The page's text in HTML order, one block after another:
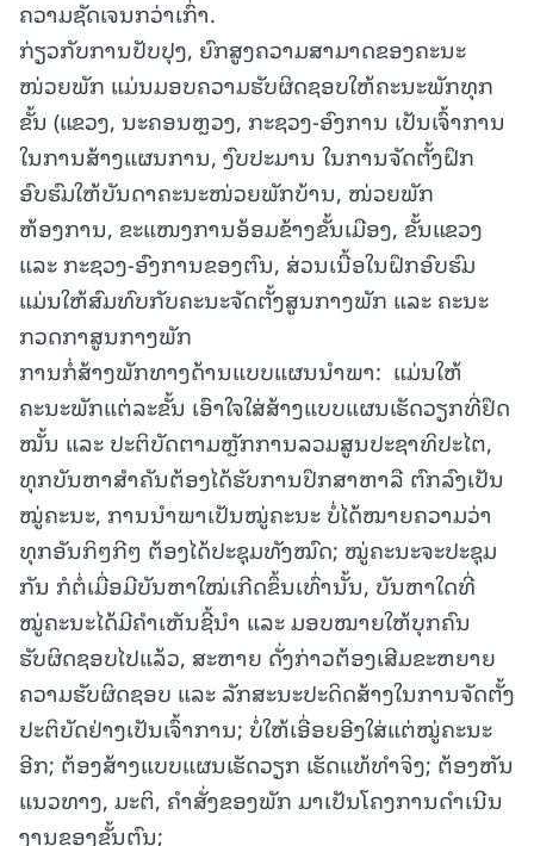
ຄວາມຊັດເຈນກວ່າເກົ່າ.
ກ່ຽວກັບການປັບປຸງ, ຍົກສູງຄວາມສາມາດຂອງຄະນະ
ໜ່ວຍພັກ ແມ່ນມອບຄວາມຮັບຜິດຊອບໃຫ້ຄະນະພັກທຸກ
ຂັ້ນ (ແຂວງ, ນະຄອນຫຼວງ, ກະຊວງ-ອົງການ ເປັນເຈົ້າການ
ໃນການສ້າງແຜນການ, ງົບປະມານ ໃນການຈັດຕັ້ງຝຶກ
ອົບຮົມໃຫ້ບັນດາຄະນະໜ່ວຍພັກບ້ານ, ໜ່ວຍພັກ
ຫ້ອງການ, ຂະແໜງການອ້ອມຂ້າງຂັ້ນເມືອງ, ຂັ້ນແຂວງ
ແລະ ກະຊວງ-ອົງການຂອງຕົນ, ສ່ວນເນື້ອໃນຝຶກອົບຮົມ
ແມ່ນໃຫ້ສົມທົບກັບຄະນະຈັດຕັ້ງສູນກາງພັກ ແລະ ຄະນະ
ກວດກາສູນກາງພັກ
ການກໍ່ສ້າງພັກທາງດ້ານແບບແຜນນໍາພາ: ແມ່ນໃຫ້
ຄະນະພັກແຕ່ລະຂັ້ນ ເອົາໃຈໃສ່ສ້າງແບບແຜນເຮັດວຽກທີ່ຢຶດ
ໝັ້ນ ແລະ ປະຕິບັດຕາມຫຼັກການລວມສູນປະຊາທິປະໄຕ,
ທຸກບັນຫາສໍາຄັນຕ້ອງໄດ້ຮັບການປຶກສາຫາລື ຕົກລົງເປັນ
ໝູ່ຄະນະ, ການນໍາພາເປັນໝູ່ຄະນະ ບໍ່ໄດ້ໝາຍຄວາມວ່າ
ທຸກອັນກິໆກີໆ ຕ້ອງໄດ້ປະຊຸມທັງໝົດ; ໝູ່ຄະນະຈະປະຊຸມ
ກັນ ກໍຕໍ່ເມື່ອມີບັນຫາໃໝ່ເກີດຂຶ້ນເທົ່ານັ້ນ, ບັນຫາໃດທີ່
ໝູ່ຄະນະໄດ້ມີຄໍາເຫັນຊີ້ນໍາ ແລະ ມອບໝາຍໃຫ້ບຸກຄົນ
ຮັບຜິດຊອບໄປແລ້ວ, ສະຫາຍ ດັ່ງກ່າວຕ້ອງເສີມຂະຫຍາຍ
ຄວາມຮັບຜິດຊອບ ແລະ ລັກສະນະປະດິດສ້າງໃນການຈັດຕັ້ງ
ປະຕິບັດຢ່າງເປັນເຈົ້າການ; ບໍ່ໃຫ້ເອື່ອຍອີງໃສ່ແຕ່ໝູ່ຄະນະ
ອີກ; ຕ້ອງສ້າງແບບແຜນເຮັດວຽກ ເຮັດແທ້ທໍາຈິງ; ຕ້ອງຫັນ
ແນວທາງ, ມະຕິ, ຄໍາສັ່ງຂອງພັກ ມາເປັນໂຄງການດໍາເນີນ
ງານຂອງຂັ້ນຕົນ;